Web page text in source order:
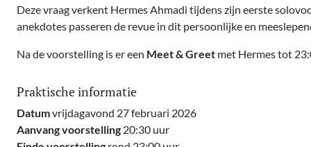
Deze vraag verkent Hermes Ahmadi tijdens zijn eerste
anekdotes passeren de revue in dit persoonlijke en
Na de voorstelling is er een Meet & Greet met Hermes tot
Praktische informatie
Datumvrijdagavond 27 februari 2026
Aanvang voorstelling 20:30 uur